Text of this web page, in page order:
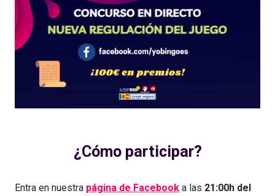
¿Cómo participar?
Entra en nuestra página de Facebook a las 21:00h del